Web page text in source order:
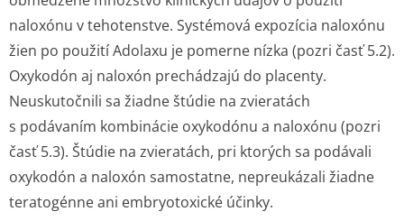
naloxónu v tehotenstve. Systémová expozícia naloxónu
žien po použití Adolaxu je pomerne nízka (pozri časť 5.2).
Oxykodón aj naloxón prechádzajú do placenty.
Neuskutočnili sa žiadne štúdie na zvieratách
s podávaním kombinácie oxykodónu a naloxónu (pozri
časť 5.3). Štúdie na zvieratách, pri ktorých sa podávali
oxykodón a naloxón samostatne, nepreukázali žiadne
teratogénne ani embryotoxické účinky.